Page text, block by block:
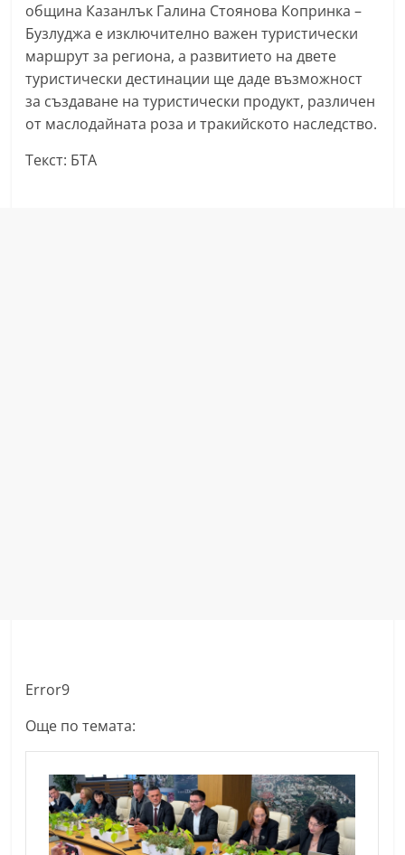
l
e
r
y
-
община Казанлък Галина Стоянова Копринка –
Бузлуджа е изключително важен туристически
маршрут за региона, а развитието на двете
туристически дестинации ще даде възможност
за създаване на туристически продукт, различен
от маслодайната роза и тракийското наследство.
Текст: БТА
Error9
Още по темата: